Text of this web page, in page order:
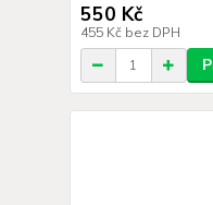
550 Kč
455 Kč bez DPH